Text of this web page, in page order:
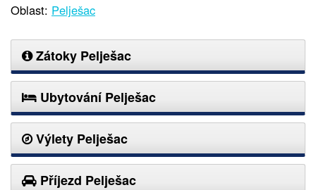
Oblast: Pelješac
Zátoky Pelješac
Ubytování Pelješac
Výlety Pelješac
Příjezd Pelješac